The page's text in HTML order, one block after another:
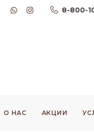
8-800-
О НАС АКЦИИ